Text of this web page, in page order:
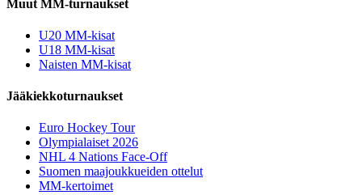
Muut MM-turnaukset
U20 MM-kisat
U18 MM-kisat
Naisten MM-kisat
Jääkiekkoturnaukset
Euro Hockey Tour
Olympialaiset 2026
NHL 4 Nations Face-Off
Suomen maajoukkueiden ottelut
MM-kertoimet